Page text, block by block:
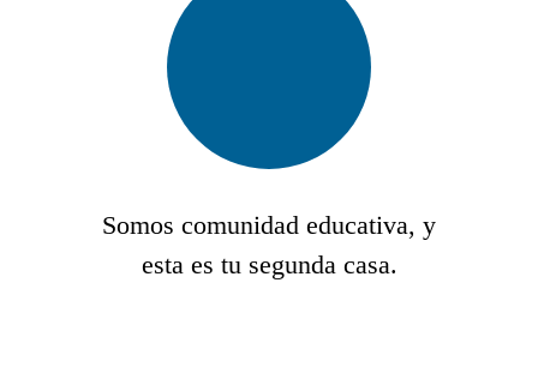
Somos comunidad educativa, y
esta es tu segunda casa.